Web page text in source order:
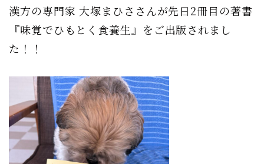
漢方の専門家 大塚まひささんが先日2冊目の著書
『味覚でひもとく食養生』をご出版されまし
た！！